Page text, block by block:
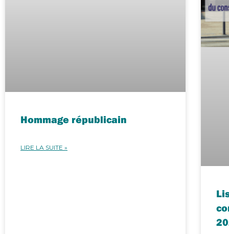
Hommage républicain
LIRE LA SUITE »